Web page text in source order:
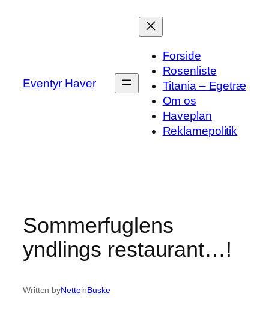
Eventyr Haver
Forside
Rosenliste
Titania – Egetræ
Om os
Haveplan
Reklamepolitik
Sommerfuglens
yndlings restaurant…!
Written byNetteinBuske